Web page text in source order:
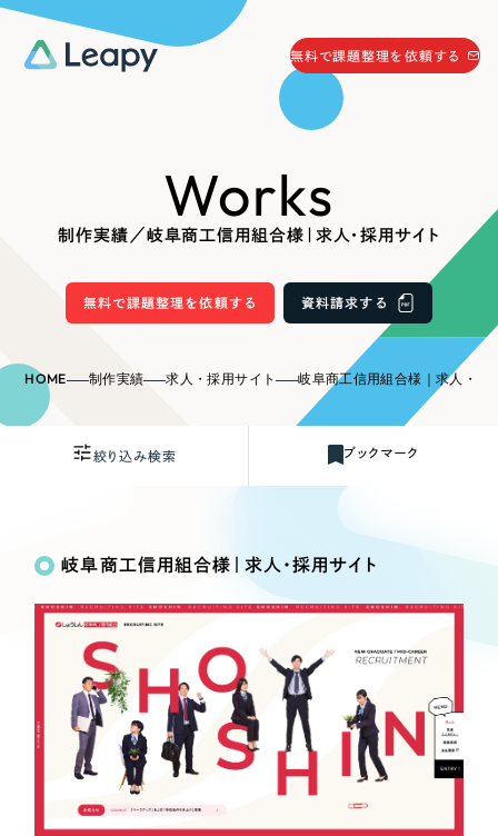
Service
サービス紹介
一過性の広告に頼らず、
「仕組み」と「ノウハウ」
を残す資産型DX支援をご提供します
お役立ち情報
無料で課題整理を依頼する
058-215-0066
24時間受付
資料請求する
リーピーが選ばれる理由
ECサイト制作
ブランドサイト制作
ブランディング支援
制作実績
すべて （624件）
コーポレート・企業サイト
Company
制作実績／岐阜商工信用組合様｜求人・採用サイト
Works
無料で課題整理を依頼する 資料請求する
HOME 制作実績 求人・採用サイト 岐阜商工信用組合様｜求人・採
絞り込み検索 ブックマーク
制作内容
コーポレート・企業サイト
ブランドサイト・サービスサイト
求人・採用サイト
岐阜商工信用組合様｜求人・採用サイト